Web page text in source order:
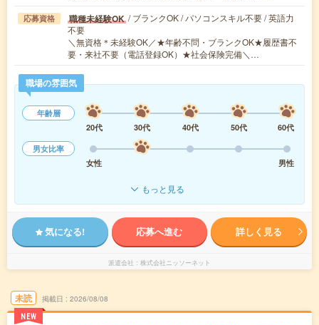
応募資格 職種未経験OK / ブランクOK / パソコンスキル不要 / 英語力
不要
＼無資格＊未経験OK／★年齢不問・ブランクOK★履歴書不
要・来社不要（電話登録OK）★社会保険完備＼…
職場の雰囲気
年齢層
20代
30代 40代 50代
60代
男女比率
女性
男性
もっと見る
気になる! 応募へ進む 詳しく見る
派遣会社 株式会社ニッソーネット
未読
NEW
掲載日 2026/08/08